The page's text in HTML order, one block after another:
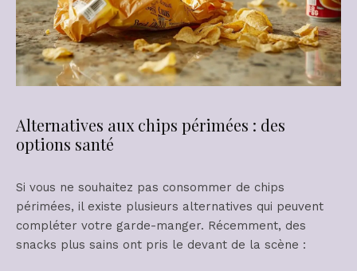
Alternatives aux chips périmées : des
options santé
Si vous ne souhaitez pas consommer de chips
périmées, il existe plusieurs alternatives qui peuvent
compléter votre garde-manger. Récemment, des
snacks plus sains ont pris le devant de la scène :